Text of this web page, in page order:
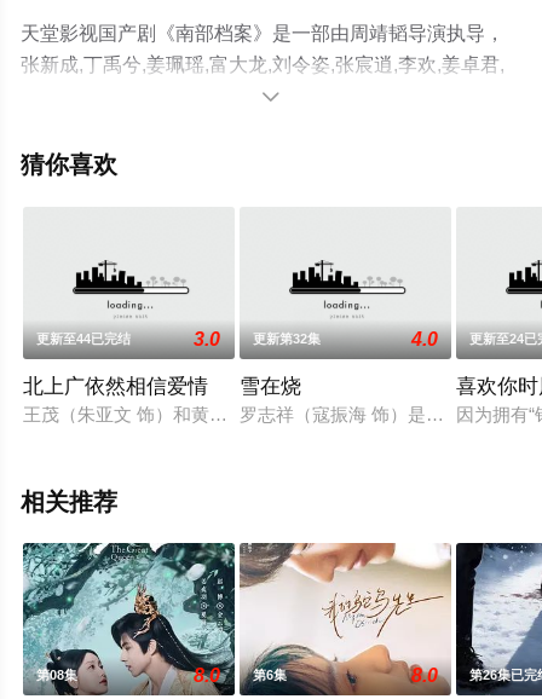
天堂影视国产剧《南部档案》是一部由周靖韬导演执导，
张新成,丁禹兮,姜珮瑶,富大龙,刘令姿,张宸逍,李欢,姜卓君,
徐正溪,韩栋,季肖冰,徐振轩,程相,应灏铭,曲高位,寇振海,佟
情已揭晓（1-1全集），手机免费观看高清无删减完整版电
。

猜你喜欢
更新至44已完结 3.0
北上广依然相信爱情
王茂（朱亚文 饰）和黄依然（陈妍希 饰）是在同一间婚庆公司
更新第32集 4.0
雪在烧
罗志祥（寇振海 饰）是一家国企的
更新至24已
喜欢你
因为拥有
相关推荐
第08集 8.0 第6集 8.0 第26集已完